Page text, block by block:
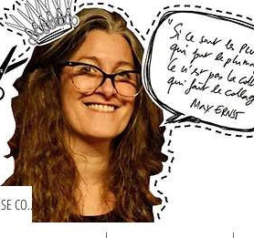
SE CONNECTER